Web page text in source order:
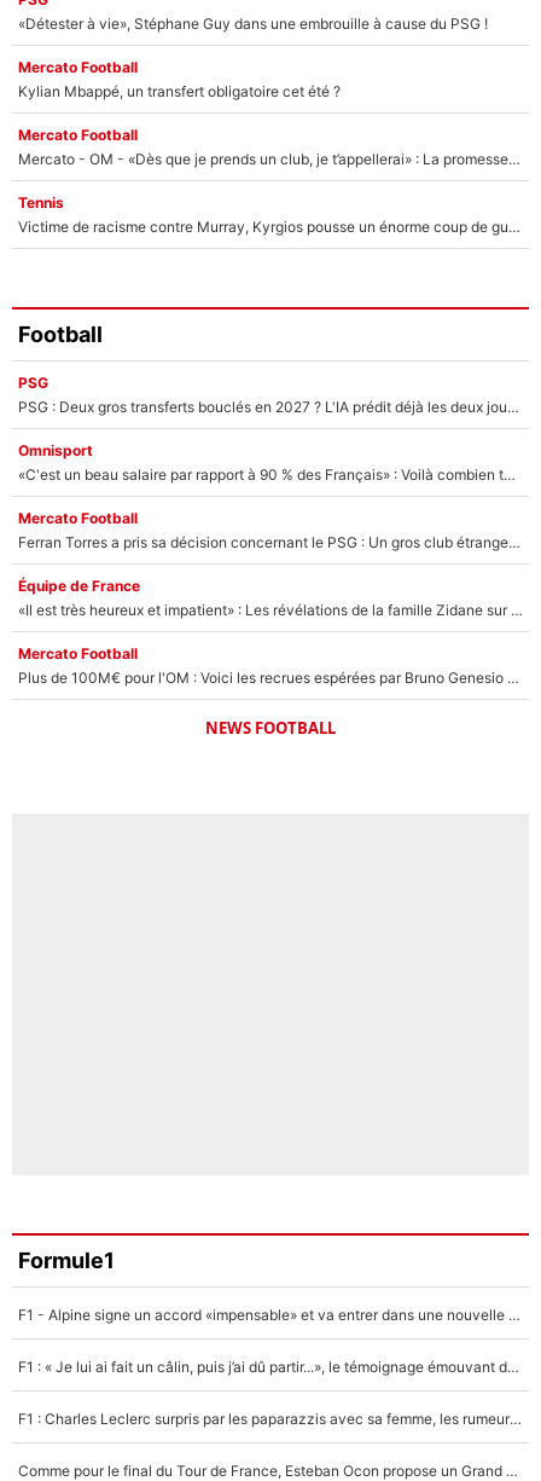
«Détester à vie», Stéphane Guy dans une embrouille à cause du PSG !
Mercato Football
Kylian Mbappé, un transfert obligatoire cet été ?
Mercato Football
Mercato - OM - «Dès que je prends un club, je t’appellerai» : La promesse de Marcelino au moment de claquer la porte
Tennis
Victime de racisme contre Murray, Kyrgios pousse un énorme coup de gueule !
Football
PSG
PSG : Deux gros transferts bouclés en 2027 ? L'IA prédit déjà les deux joueurs qui pourraient rejoindre Luis Enrique !
Omnisport
«C'est un beau salaire par rapport à 90 % des Français» : Voilà combien touchait Nelson Monfort sur France Télévisions avant de rejoindre CNews
Mercato Football
Ferran Torres a pris sa décision concernant le PSG : Un gros club étranger prêt à relancer le feuilleton pour la signature du champion du monde 2026 !
Équipe de France
«Il est très heureux et impatient» : Les révélations de la famille Zidane sur sa prise de pouvoir en équipe de France !
Mercato Football
Plus de 100M€ pour l'OM : Voici les recrues espérées par Bruno Genesio et Grégory Lorenzi après l’opération dégraissage
NEWS FOOTBALL
Formule1
F1 - Alpine signe un accord «impensable» et va entrer dans une nouvelle dimension : Grande nouvelle pour Pierre Gasly !
F1 : « Je lui ai fait un câlin, puis j’ai dû partir...», le témoignage émouvant de Max Verstappen sur sa fille
F1 : Charles Leclerc surpris par les paparazzis avec sa femme, les rumeurs étaient vraies !
Comme pour le final du Tour de France, Esteban Ocon propose un Grand Prix de Formule 1 à Paris : «Autour de l’Arc de Triomphe, ce serait génial» !